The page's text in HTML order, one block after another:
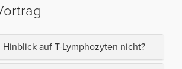
Hinblick auf T-Lymphozyten nicht?